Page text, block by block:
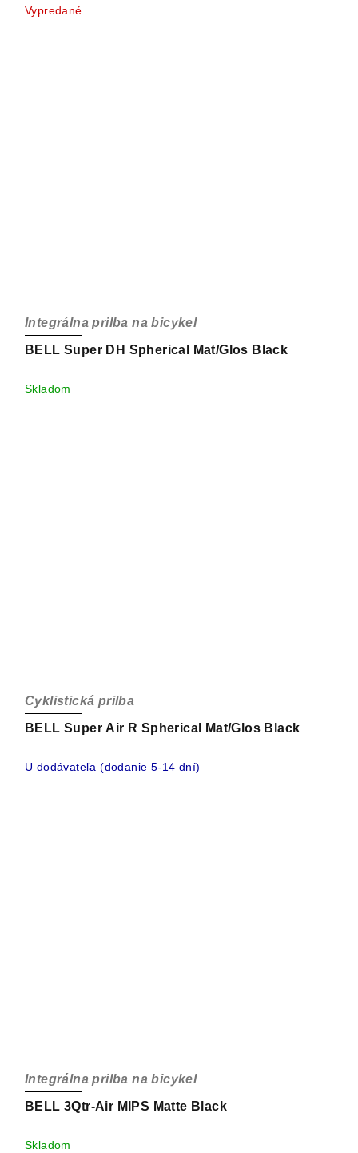
Vypredané
BELL Super DH Spherical Mat/Glos Black
Integrálna prilba na bicykel
Skladom
BELL Super Air R Spherical Mat/Glos Black
Cyklistická prilba
U dodávateľa (dodanie 5-14 dní)
BELL 3Qtr-Air MIPS Matte Black
Integrálna prilba na bicykel
Skladom